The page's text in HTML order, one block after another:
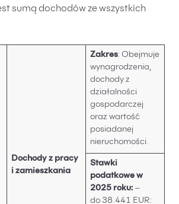
sumą dochodów ze wszystkich
Dochody z pracy
i zamieszkania
Zakres: Obejmuje
wynagrodzenia,
dochody z
działalności
gospodarczej
oraz wartość
posiadanej
nieruchomości.
Stawki
podatkowe w
2025 roku: –
do 38.441 EUR: